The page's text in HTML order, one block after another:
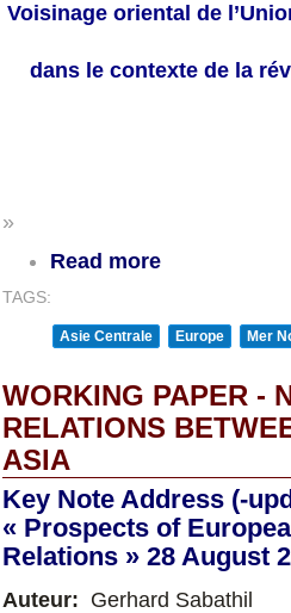
Voisinage oriental de
dans le contexte de la
»
Read more
TAGS:
Asie Centrale Europe Mer
WORKING PAPER -
RELATIONS
ASIA
Key Note Address (-
« Prospects of
Relations » 28 August
Auteur: Gerhard Sabathil